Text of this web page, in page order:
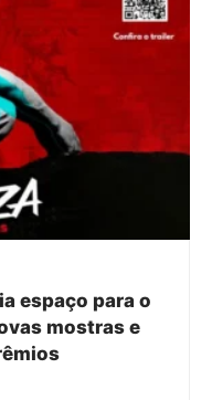
espaço para o
mostras e